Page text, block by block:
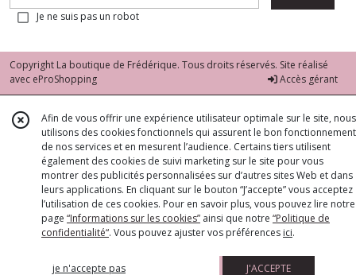
Je ne suis pas un robot
Copyright La boutique de Frédérique. Tous droits réservés. Site réalisé
avec eProShopping Accès gérant
Afin de vous offrir une expérience utilisateur optimale sur le site, nous
utilisons des cookies fonctionnels qui assurent le bon fonctionnement
de nos services et en mesurent l’audience. Certains tiers utilisent
également des cookies de suivi marketing sur le site pour vous
montrer des publicités personnalisées sur d’autres sites Web et dans
leurs applications. En cliquant sur le bouton “J’accepte” vous acceptez
l’utilisation de ces cookies. Pour en savoir plus, vous pouvez lire notre
page “Informations sur les cookies” ainsi que notre “Politique de
confidentialité“. Vous pouvez ajuster vos préférences ici.
je n'accepte pas J'ACCEPTE